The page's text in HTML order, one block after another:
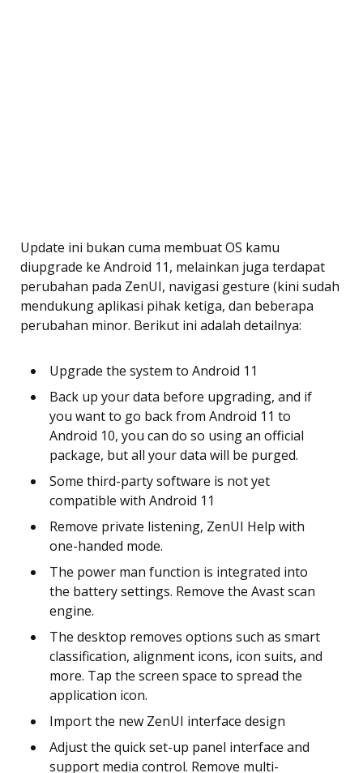
Update ini bukan cuma membuat OS kamu
diupgrade ke Android 11, melainkan juga terdapat
perubahan pada ZenUI, navigasi gesture (kini sudah
mendukung aplikasi pihak ketiga, dan beberapa
perubahan minor. Berikut ini adalah detailnya:
Upgrade the system to Android 11
Back up your data before upgrading, and if
you want to go back from Android 11 to
Android 10, you can do so using an official
package, but all your data will be purged.
Some third-party software is not yet
compatible with Android 11
Remove private listening, ZenUI Help with
one-handed mode.
The power man function is integrated into
the battery settings. Remove the Avast scan
engine.
The desktop removes options such as smart
classification, alignment icons, icon suits, and
more. Tap the screen space to spread the
application icon.
Import the new ZenUI interface design
Adjust the quick set-up panel interface and
support media control. Remove multi-